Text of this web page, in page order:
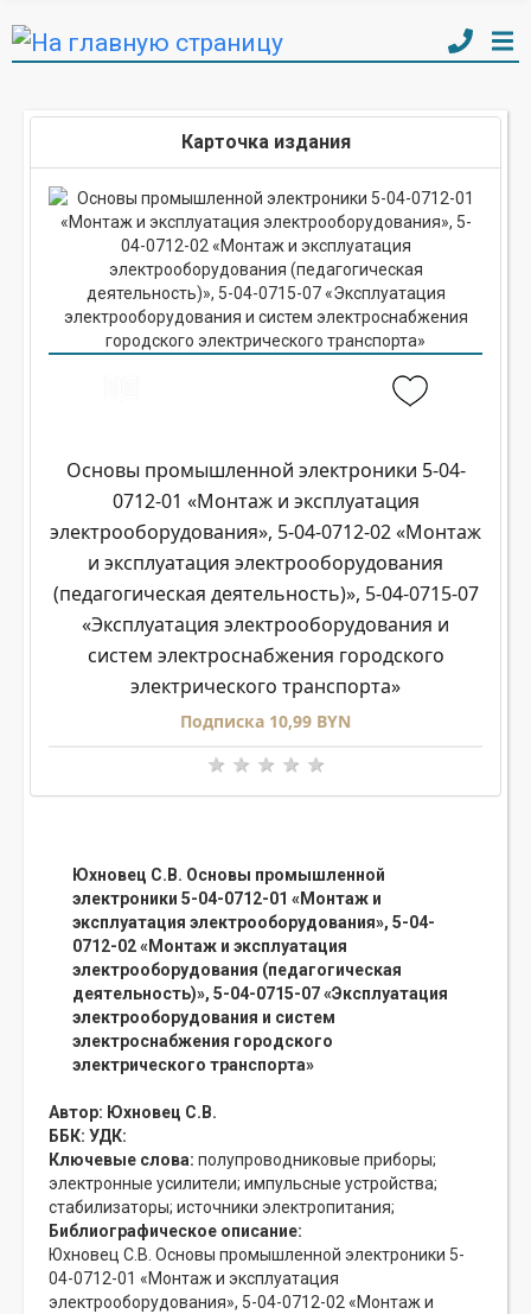
Карточка издания
Основы промышленной электроники 5-04-
0712-01 «Монтаж и эксплуатация
электрооборудования», 5-04-0712-02 «Монтаж
и эксплуатация электрооборудования
(педагогическая деятельность)», 5-04-0715-07
«Эксплуатация электрооборудования и
систем электроснабжения городского
электрического транспорта»
Подписка 10,99 BYN
Юхновец С.В. Основы промышленной
электроники 5-04-0712-01 «Монтаж и
эксплуатация электрооборудования», 5-04-
0712-02 «Монтаж и эксплуатация
электрооборудования (педагогическая
деятельность)», 5-04-0715-07 «Эксплуатация
электрооборудования и систем
электроснабжения городского
электрического транспорта»
Автор: Юхновец С.В.
ББК: УДК:
Ключевые слова: полупроводниковые приборы;
электронные усилители; импульсные устройства;
стабилизаторы; источники электропитания;
Библиографическое описание:
Юхновец С.В. Основы промышленной электроники 5-
04-0712-01 «Монтаж и эксплуатация
электрооборудования», 5-04-0712-02 «Монтаж и